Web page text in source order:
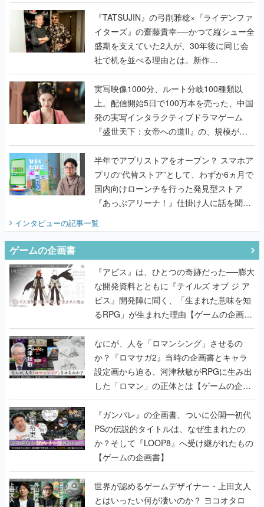
く
『TATSUJIN』の弓削雅稔×『ライデンファ
イターズ』の齋藤貴幸──かつて縦シュー全
盛期を支えていた2人が、30年後に同じ会
社で机を並べる理由とは。新作
『TATSUJIN EXTREME』で初タッグを組
んだレジェンド2人に訊く開発秘話
実写映像1000分、ルート分岐100種類以
上。配信開始5日で100万本を売った、中国
発の実写インタラクティブドラマゲーム
『盛世天下：女帝への道II』の、規模が違
うこだわりをプロデューサーに聞いた
半年でアプリストアをオープン？ スマホア
プリの“代替ストア”として、わずか6ヵ月で
国内向けローンチを行った発見型ストア
『あっぷアリーナ！』仕掛け人に話を聞い
インタビューの記事一覧
ゲームの企画書
『アビス』は、ひとつの奇跡だった──膨大
な開発資料とともに『テイルズ オブ ジ ア
ビス』開発陣に聞く、「生まれた意味を知
るRPG」が生まれた理由【ゲームの企画
書】
なにが、人を「ロマンシング」させるの
か？『ロマサガ2』当時の企画書とキャラ
設定画から迫る、河津秋敏がRPGに生み出
した「ロマン」の正体とは【ゲームの企画
書】
『ガンパレ』の企画書、ついに公開━初代
PSの伝説的タイトルは、なぜ生まれたの
か？そして『LOOP8』へ受け継がれたもの
【ゲームの企画書】
世界が認めるゲームデザイナー・上田文人
とはいったい何が凄いのか？ ヨコオタロ